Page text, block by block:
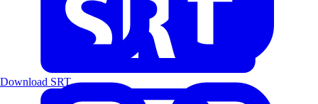
Download SRT